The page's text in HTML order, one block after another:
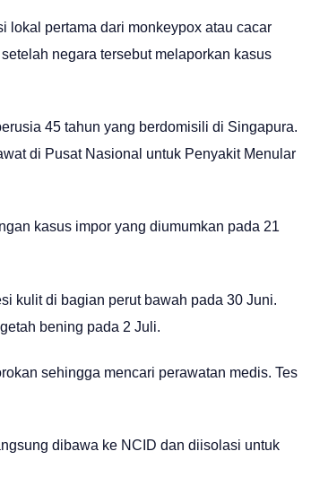
lokal pertama dari monkeypox atau cacar
negara tersebut melaporkan kasus
45 tahun yang berdomisili di Singapura.
di Pusat Nasional untuk Penyakit Menular
kasus impor yang diumumkan pada 21
kulit di bagian perut bawah pada 30 Juni.
bening pada 2 Juli.
sehingga mencari perawatan medis. Tes
dibawa ke NCID dan diisolasi untuk